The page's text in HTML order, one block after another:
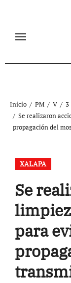
contenido
Inicio PM V
3
Se realizaron
propagación del
XALAPA
Se
para